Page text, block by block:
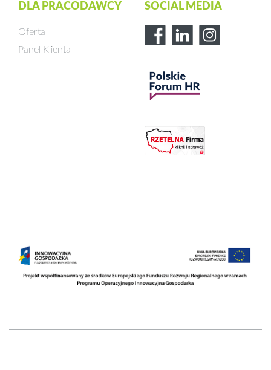
DLA PRACODAWCY
Oferta
Panel Klienta
SOCIAL MEDIA